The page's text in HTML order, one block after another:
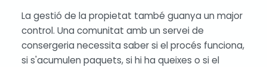
La gestió de la propietat també guanya un major
control. Una comunitat amb un servei de
consergeria necessita saber si el procés funciona,
si s'acumulen paquets, si hi ha queixes o si el